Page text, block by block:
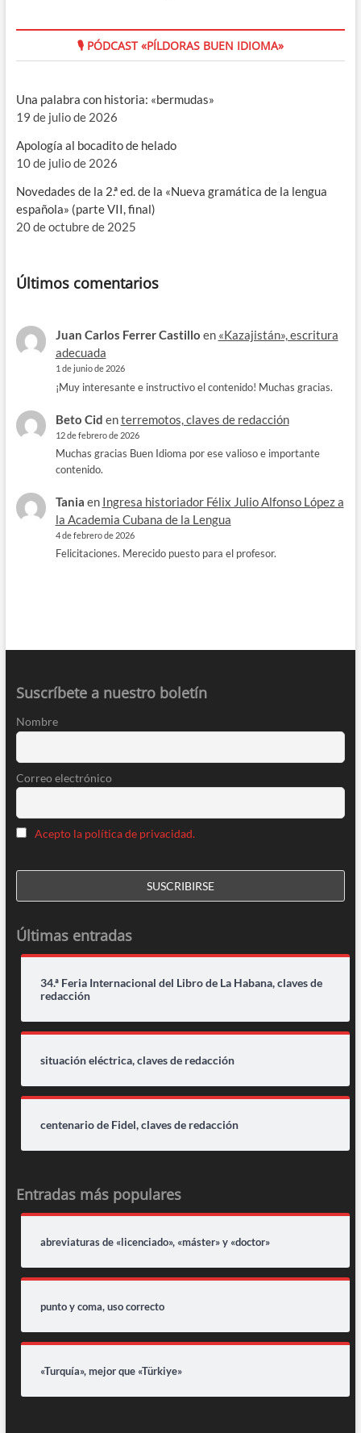
🎙 PÓDCAST «PÍLDORAS BUEN IDIOMA»
Una palabra con historia: «bermudas»
19 de julio de 2026
Apología al bocadito de helado
10 de julio de 2026
Novedades de la 2.ª ed. de la «Nueva gramática de la lengua
española» (parte VII, final)
20 de octubre de 2025
Últimos comentarios
Juan Carlos Ferrer Castillo en «Kazajistán», escritura
adecuada
1 de junio de 2026
¡Muy interesante e instructivo el contenido! Muchas gracias.
Beto Cid enterremotos, claves de redacción
12 de febrero de 2026
Muchas gracias Buen Idioma por ese valioso e importante
contenido.
Tania en Ingresa historiador Félix Julio Alfonso López a
la Academia Cubana de la Lengua
4 de febrero de 2026
Felicitaciones. Merecido puesto para el profesor.
Suscríbete a nuestro boletín
Nombre
Correo electrónico
Acepto la política de privacidad.
Últimas entradas
34.ª Feria Internacional del Libro de La Habana, claves de
redacción
situación eléctrica, claves de redacción
centenario de Fidel, claves de redacción
Entradas más populares
abreviaturas de «licenciado», «máster» y «doctor»
punto y coma, uso correcto
«Turquía», mejor que «Türkiye»